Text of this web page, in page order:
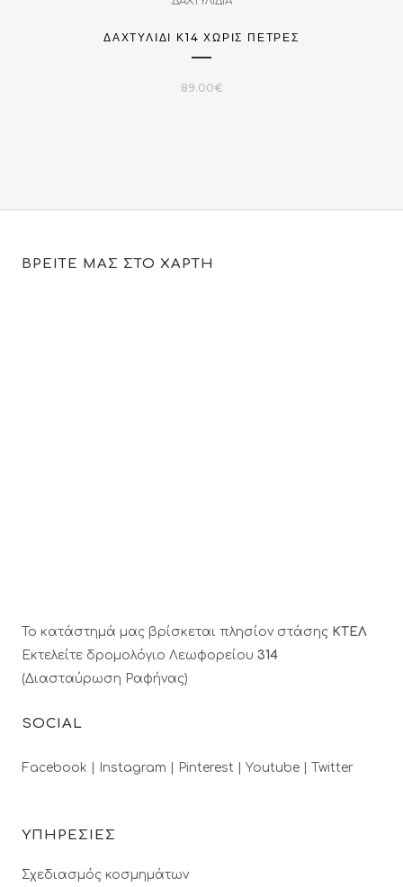
ΔΑΧΤΥΛΊΔΙ Κ14 ΧΩΡΊΣ ΠΈΤΡΕΣ
89.00€
ΒΡΕΙΤΕ ΜΑΣ ΣΤΟ ΧΑΡΤΗ
Το κατάστημά μας βρίσκεται πλησίον στάσης ΚΤΕΛ
Εκτελείτε δρομολόγιο Λεωφορείου 314
(Διασταύρωση Ραφήνας)
SOCIAL
Facebook | Instagram | Pinterest | Youtube | Twitter
ΥΠΗΡΕΣΙΕΣ
Σχεδιασμός κοσμημάτων